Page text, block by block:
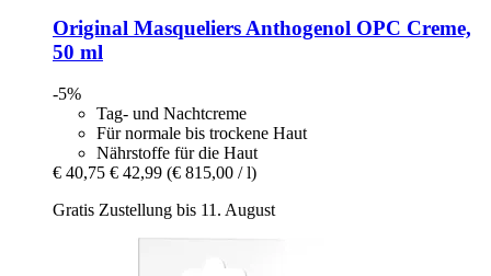
Original Masqueliers Anthogenol OPC Creme,
50 ml
-5%
Tag- und Nachtcreme
Für normale bis trockene Haut
Nährstoffe für die Haut
€ 40,75 € 42,99 (€ 815,00 / l)
Gratis Zustellung bis 11. August